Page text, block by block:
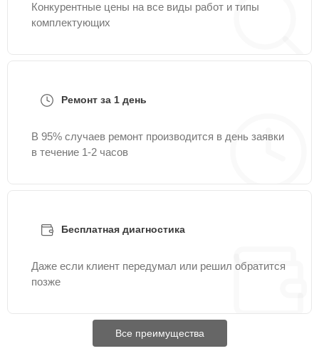
Конкурентные цены на все виды работ и типы
комплектующих
Ремонт за 1 день
В 95% случаев ремонт производится в день заявки
в течение 1-2 часов
Бесплатная диагностика
Даже если клиент передумал или решил обратится
позже
Все преимущества